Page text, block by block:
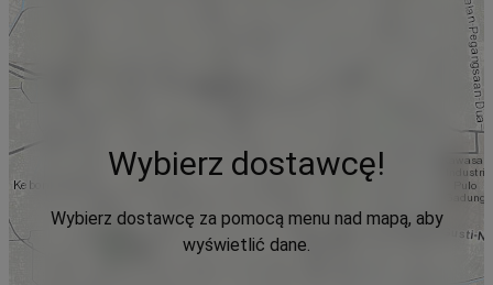
Wybierz dostawcę!
Wybierz dostawcę za pomocą menu nad mapą, aby
wyświetlić dane.